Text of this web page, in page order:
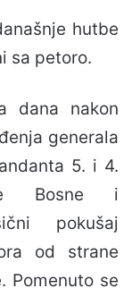
hutbe
sa petoro.
dana nakon
generala
5. i 4.
Bosne i
pokušaj
od strane
Pomenuto se